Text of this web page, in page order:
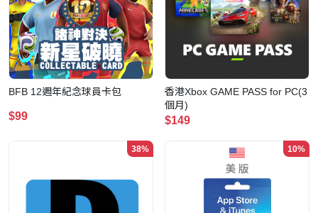
BFB 12週年紀念球員卡包
$99
香港Xbox GAME PASS for PC(3
個月)
$149
38% 10%